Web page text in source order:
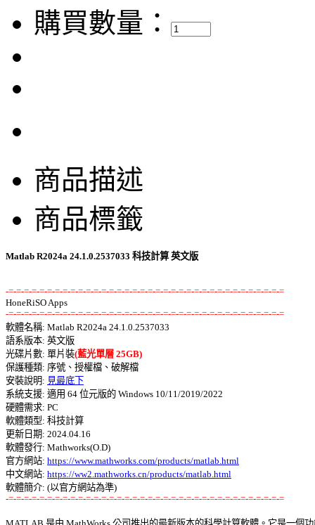
購買數量：
商品描述
商品標籤
Matlab R2024a 24.1.0.2537033 科技計算 英文版
-=-=-=-=-=-=-=-=-=-=-=-=-=-=-=-=-=-=-=-=-=-=-=-=-=-=-=-=-=-=-=-=-=-=-=-=
-=-=-=-=-=-=-=-=-=-=-=-=-=-=-=-=-=-=-=-=-=-=-=-=-=-=-=-=-=-=-=-=-=-=-=-=
軟體名稱: Matlab R2024a 24.1.0.2537033
語系版本: 英文版
光碟片數: 單片裝(藍光單層 25GB)
保護種類: 序號、授權檔、破解檔
安裝說明: 見最底下
系統支援: 適用 64 位元版的 Windows 10/11/2019/2022
硬體需求: PC
軟體類型: 科技計算
更新日期: 2024.04.16
軟體發行: Mathworks(O.D)
官方網站: https://www.mathworks.com/products/matlab.html
中文網站: https://ww2.mathworks.cn/products/matlab.html
-=-=-=-=-=-=-=-=-=-=-=-=-=-=-=-=-=-=-=-=-=-=-=-=-=-=-=-=-=-=-=-=-=-=-=-=